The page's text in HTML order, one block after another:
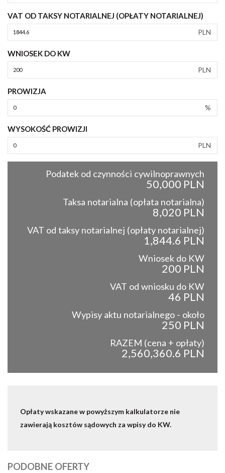
VAT OD TAKSY NOTARIALNEJ (OPŁATY NOTARIALNEJ)
PLN
WNIOSEK DO KW
PLN
PROWIZJA
%
WYSOKOŚĆ PROWIZJI
PLN
Podatek od czynności cywilnoprawnych
50,000 PLN
Taksa notarialna (opłata notarialna)
8,020 PLN
VAT od taksy notarialnej (opłaty notarialnej)
1,844.6 PLN
Wniosek do KW
200 PLN
VAT od wniosku do KW
46 PLN
Wypisy aktu notarialnego - około
250 PLN
RAZEM (cena + opłaty)
2,560,360.6 PLN
Opłaty wskazane w powyższym kalkulatorze nie
zawierają kosztów sądowych za wpisy do KW.
PODOBNE OFERTY